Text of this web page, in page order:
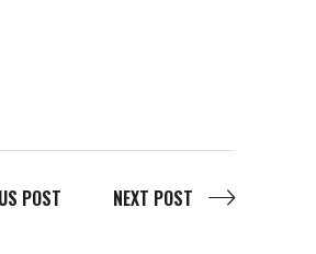
POST NEXT POST